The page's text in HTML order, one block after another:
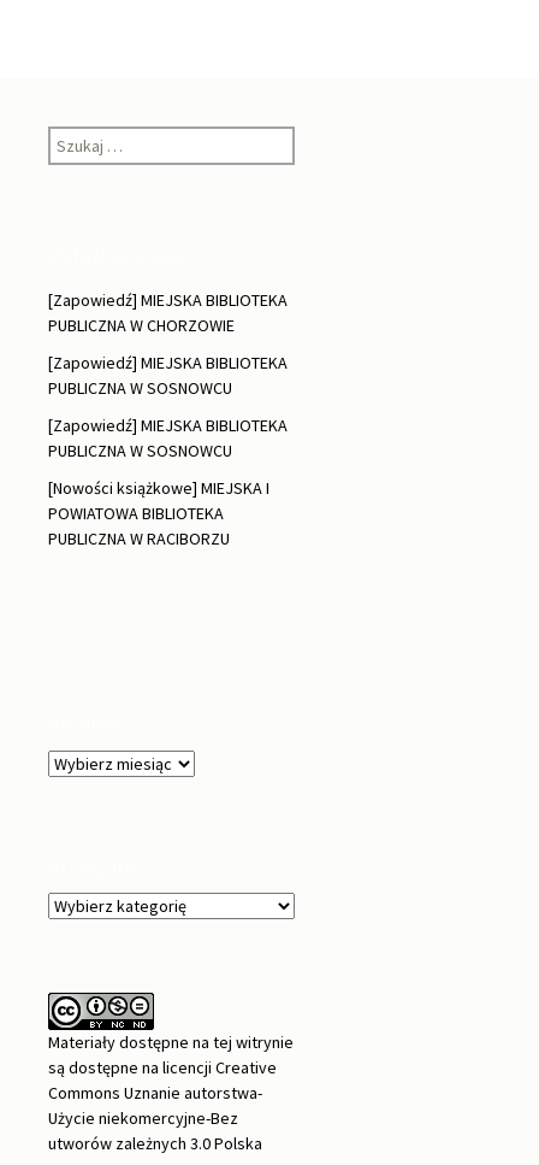
Szukaj:
[Zapowiedź] MIEJSKA BIBLIOTEKA
PUBLICZNA W CHORZOWIE
[Zapowiedź] MIEJSKA BIBLIOTEKA
PUBLICZNA W SOSNOWCU
[Zapowiedź] MIEJSKA BIBLIOTEKA
PUBLICZNA W SOSNOWCU
[Nowości książkowe] MIEJSKA I
POWIATOWA BIBLIOTEKA
PUBLICZNA W RACIBORZU
Archiwa
Kategorie
Materiały dostępne na tej witrynie
są dostępne na licencji Creative
Commons Uznanie autorstwa-
Użycie niekomercyjne-Bez
utworów zależnych 3.0 Polska